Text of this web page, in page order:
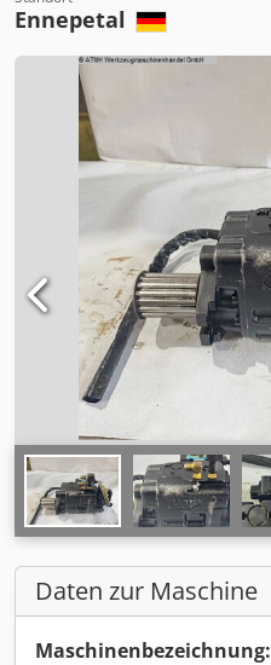
Ennepetal
Daten zur Maschine
Maschinenbezeichnung: